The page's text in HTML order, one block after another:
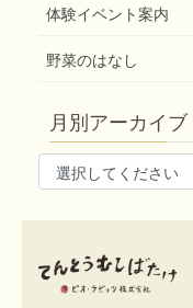
体験イベント案内
野菜のはなし
月別アーカイブ